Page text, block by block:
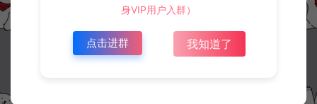
身VIP用户入群）
点击进群 我知道了